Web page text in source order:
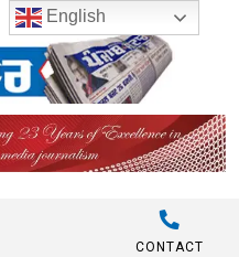
CONTACT
English